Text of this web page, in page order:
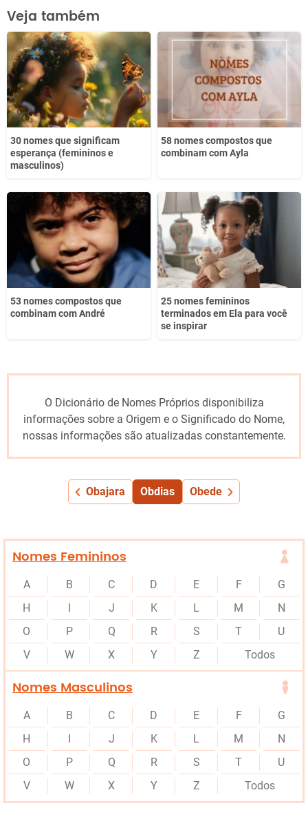
Este conteúdo contém informação incorreta
Este conteúdo não tem a informação que procuro
Outro
Veja também
30 nomes que significam
esperança (femininos e
masculinos)
58 nomes compostos que
combinam com Ayla
53 nomes compostos que
combinam com André
25 nomes femininos
terminados em Ela para você
se inspirar
O Dicionário de Nomes Próprios disponibiliza
informações sobre a Origem e o Significado do Nome,
nossas informações são atualizadas constantemente.
Obajara Obdias Obede
Nomes Femininos
A B C D E F
G
H
J K L M
N
O
P Q R S T
U
V
W X Y Z Todos
Nomes Masculinos
A B C D E F
G
H
J K L M
N
O
P Q R S T
U
V
W X Y Z Todos